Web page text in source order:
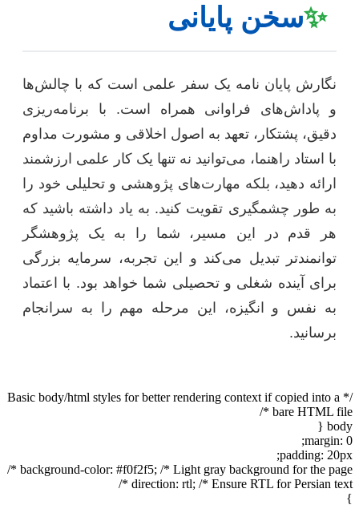
✨سخن پایانی
نگارش پایان نامه یک سفر علمی است که با چالش‌ها
و پاداش‌های فراوانی همراه است. با برنامه‌ریزی
دقیق، پشتکار، تعهد به اصول اخلاقی و مشورت مداوم
با استاد راهنما، می‌توانید نه تنها یک کار علمی ارزشمند
ارائه دهید، بلکه مهارت‌های پژوهشی و تحلیلی خود را
به طور چشمگیری تقویت کنید. به یاد داشته باشید که
هر قدم در این مسیر، شما را به یک پژوهشگر
توانمندتر تبدیل می‌کند و این تجربه، سرمایه بزرگی
برای آینده شغلی و تحصیلی شما خواهد بود. با اعتماد
به نفس و انگیزه، این مرحله مهم را به سرانجام
برسانید.
/* Basic body/html styles for better rendering context if copied into a
bare HTML file */
body {
margin: 0;
padding: 20px;
background-color: #f0f2f5; /* Light gray background for the page */
direction: rtl; /* Ensure RTL for Persian text */
}